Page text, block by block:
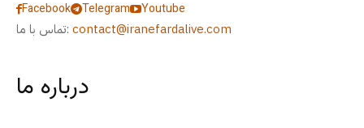
Facebook Telegram
Youtube
تماس با ما: contact@iranefardalive.com
درباره ما